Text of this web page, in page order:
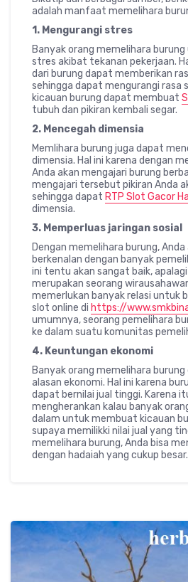
adalah manfaat memelihara
1. Mengurangi stres
Banyak orang memelihara
stres akibat tekanan pekerjaan.
dari burung dapat memberikan
sehingga dapat mengurangi rasa
kicauan burung dapat membuat
tubuh dan pikiran kembali segar.
2. Mencegah dimensia
Memlihara burung juga dapat
dimensia. Hal ini karena dengan
Anda akan mengajari burung
mengajari tersebut pikiran Anda
sehingga dapat RTP Slot Gacor
dimensia.
3. Memperluas jaringan sosial
Dengan memelihara burung,
berkenalan dengan banyak
ini tentu akan sangat baik, apalagi
merupakan seorang
memerlukan banyak relasi untuk
slot online di https://
umumnya, seorang pemelihara
ke dalam suatu komunitas
4. Keuntungan ekonomi
Banyak orang memelihara burung
alasan ekonomi. Hal ini karena
dapat bernilai jual tinggi. Karena
mengherankan kalau banyak
dalam untuk membuat kicauan
supaya memilikki nilai jual yang
memelihara burung, Anda bisa
dengan hadaiah yang cukup besar.